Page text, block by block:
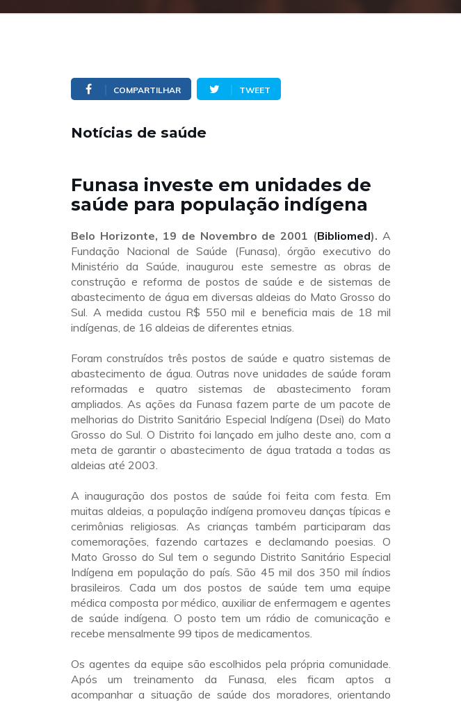
COMPARTILHAR TWEET
Notícias de saúde
Funasa investe em unidades de
saúde para população indígena
Belo Horizonte, 19 de Novembro de 2001 (Bibliomed). A
Fundação Nacional de Saúde (Funasa), órgão executivo do
Ministério da Saúde, inaugurou este semestre as obras de
construção e reforma de postos de saúde e de sistemas de
abastecimento de água em diversas aldeias do Mato Grosso do
Sul. A medida custou R$ 550 mil e beneficia mais de 18 mil
indígenas, de 16 aldeias de diferentes etnias.
Foram construídos três postos de saúde e quatro sistemas de
abastecimento de água. Outras nove unidades de saúde foram
reformadas e quatro sistemas de abastecimento foram
ampliados. As ações da Funasa fazem parte de um pacote de
melhorias do Distrito Sanitário Especial Indígena (Dsei) do Mato
Grosso do Sul. O Distrito foi lançado em julho deste ano, com a
meta de garantir o abastecimento de água tratada a todas as
aldeias até 2003.
A inauguração dos postos de saúde foi feita com festa. Em
muitas aldeias, a população indígena promoveu danças típicas e
cerimônias religiosas. As crianças também participaram das
comemorações, fazendo cartazes e declamando poesias. O
Mato Grosso do Sul tem o segundo Distrito Sanitário Especial
Indígena em população do país. São 45 mil dos 350 mil índios
brasileiros. Cada um dos postos de saúde tem uma equipe
médica composta por médico, auxiliar de enfermagem e agentes
de saúde indígena. O posto tem um rádio de comunicação e
recebe mensalmente 99 tipos de medicamentos.
Os agentes da equipe são escolhidos pela própria comunidade.
Após um treinamento da Funasa, eles ficam aptos a
acompanhar a situação de saúde dos moradores, orientando